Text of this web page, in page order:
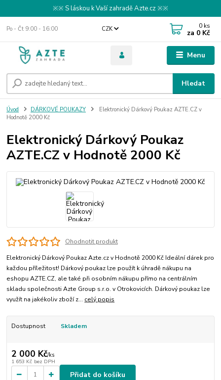
※※ S láskou k Vaší zahradě Azte.cz ※※
Menu
CZK
Hledat
Po - Čt 9:00 - 16:00 0 ks
za 0 Kč
Úvod DÁRKOVÉ POUKAZY
Elektronický Dárkový Poukaz AZTE.CZ v
Hodnotě 2000 Kč
Elektronický Dárkový Poukaz
AZTE.CZ v Hodnotě 2000 Kč
Ohodnotit produkt
Elektronický Dárkový Poukaz Azte.cz v Hodnotě 2000 Kč Ideální dárek pro
každou příležitost! Dárkový poukaz lze použít k úhradě nákupu na
eshopu AZTE.CZ, ale také při osobním nákupu přímo na centrálním
skladu společnosti Azte Group s.r.o. v Otrokovicích. Dárkový poukaz lze
využít na jakékoliv zboží z... celý popis
Dostupnost Skladem
2 000 Kč/ks
1 653 Kč bez DPH
Přidat do košíku